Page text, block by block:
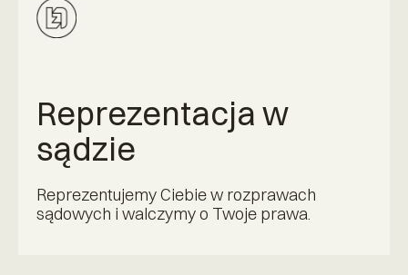
Reprezentacja w
sądzie
Reprezentujemy Ciebie w rozprawach
sądowych i walczymy o Twoje prawa.